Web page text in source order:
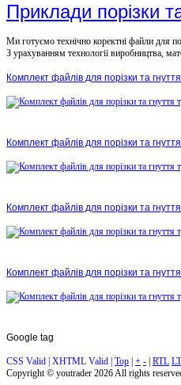
Приклади порізки
Ми готуємо технічно коректні файли для
З урахуванням технології виробництва,
Комплект файлів для порізки та
Комплект файлів для порізки та
Комплект файлів для порізки та
Комплект файлів для порізки та
Google tag
CSS Valid | XHTML Valid | Top | + - | RTL
Copyright © youtrader 2026 All rights